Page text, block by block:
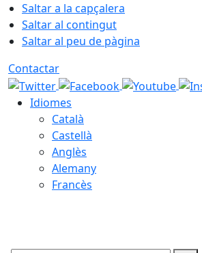
Saltar a la capçalera
Saltar al contingut
Saltar al peu de pàgina
Contactar
Idiomes
Català
Castellà
Anglès
Alemany
Francès